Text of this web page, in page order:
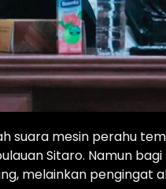
suara mesin perahu
Sitaro. Namun bagi
melainkan pengingat